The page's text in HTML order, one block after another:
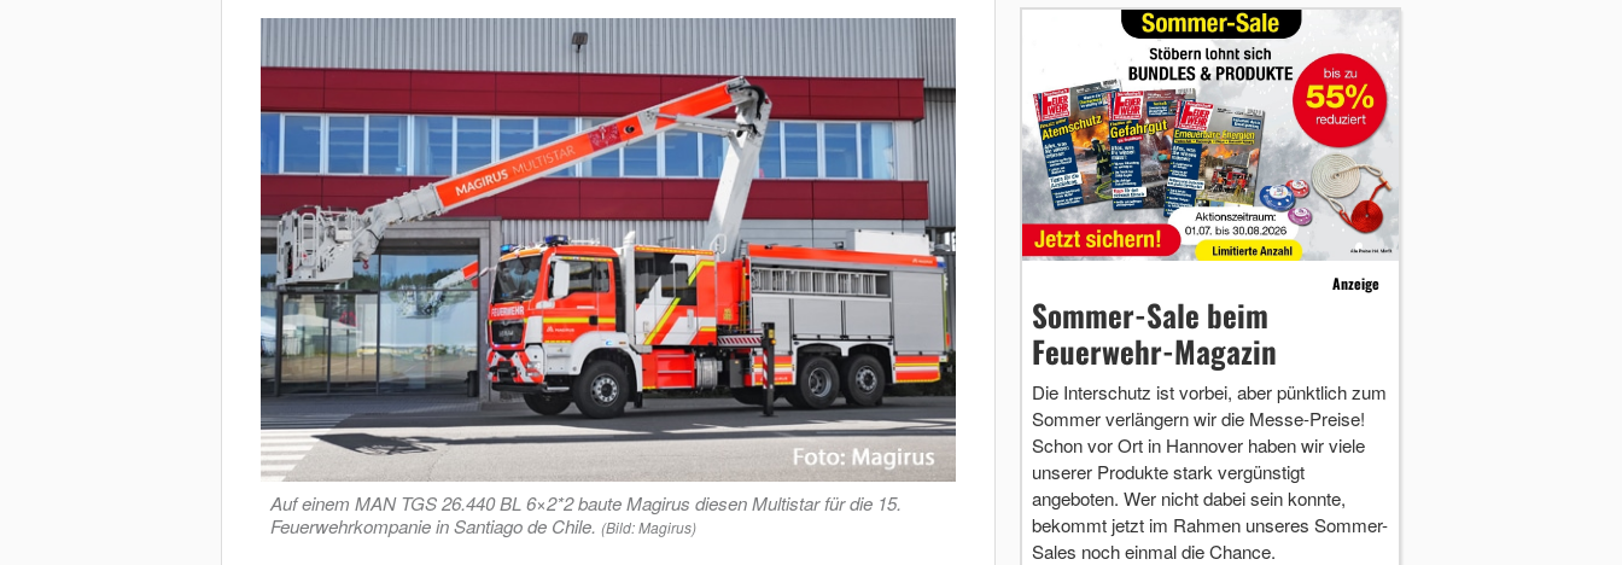
Auf einem MAN TGS 26.440 BL 6×2*2 baute Magirus diesen Multistar für die 15.
Feuerwehrkompanie in Santiago de Chile. (Bild: Magirus)
Anzeige
Sommer-Sale beim
Feuerwehr-Magazin
Die Interschutz ist vorbei, aber pünktlich zum
Sommer verlängern wir die Messe-Preise!
Schon vor Ort in Hannover haben wir viele
unserer Produkte stark vergünstigt
angeboten. Wer nicht dabei sein konnte,
bekommt jetzt im Rahmen unseres Sommer-
Sales noch einmal die Chance.